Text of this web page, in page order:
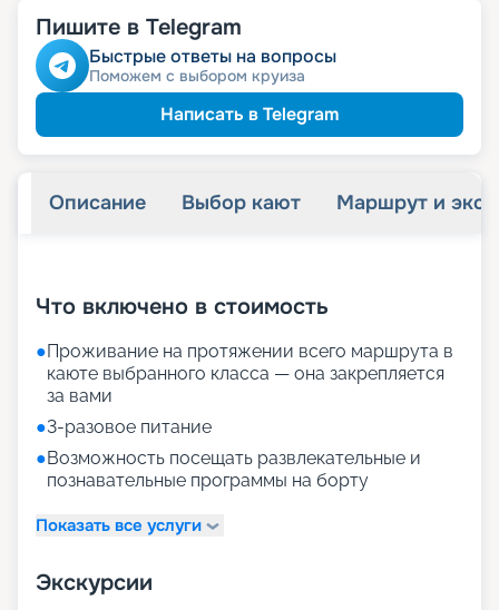
Пишите в Telegram
Быстрые ответы на вопросы
Поможем с выбором круиза
Написать в Telegram
Описание Выбор кают Маршрут и
Что включено в стоимость
●Проживание на протяжении всего маршрута в
каюте выбранного класса — она закрепляется
за вами
●3-разовое питание
●Возможность посещать развлекательные и
познавательные программы на борту
Показать все услуги
Экскурсии